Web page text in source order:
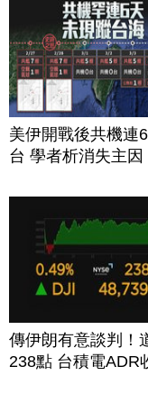
美伊開戰後共機連
台 學者析消失主因
傳伊朗有意談判！
238點 台積電ADR